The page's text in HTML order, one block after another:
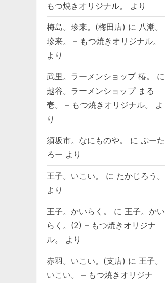
もつ焼きオリジナル。
より
梅島。珍来。(梅田店) に 八潮。
珍来。 – もつ焼きオリジナル。
より
武里。ラーメンショップ 椿。
に
越谷。ラーメンショップ まる
壱。 – もつ焼きオリジナル。
よ
り
須坂市。なにものや。 に ぷーた
ろー より
王子。いこい。 に たかじろう。
より
王子。かいらく。 に 王子。かい
らく。(2) – もつ焼きオリジナ
ル。
より
赤羽。いこい。(支店) に 王子。
いこい。 – もつ焼きオリジナ